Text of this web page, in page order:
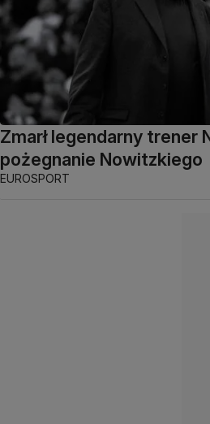
Zmarł legendarny trener
pożegnanie Nowitzkiego
EUROSPORT